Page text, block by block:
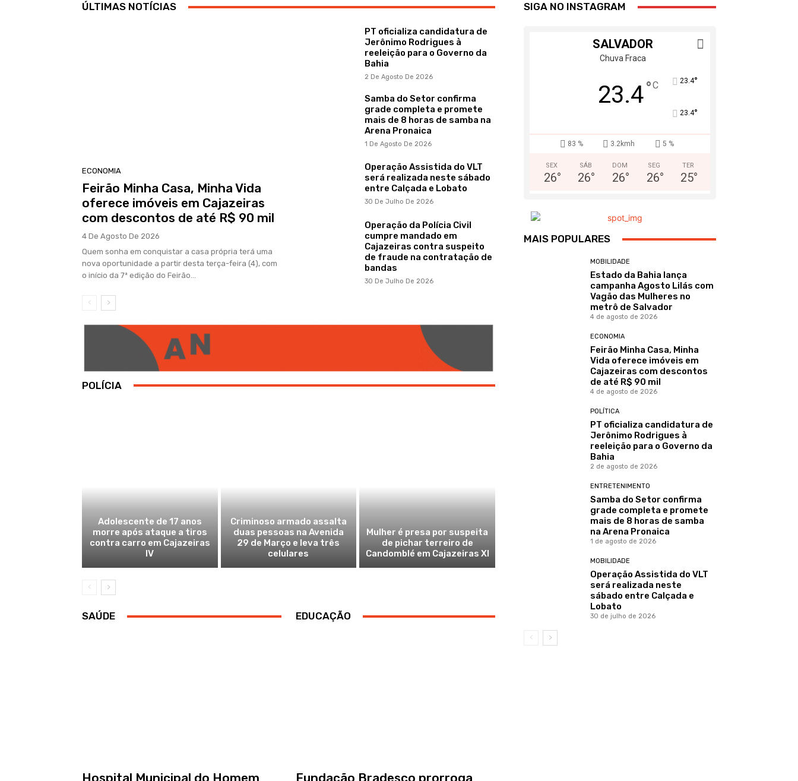
ÚLTIMAS NOTÍCIAS
ECONOMIA
Feirão Minha Casa, Minha Vida
oferece imóveis em Cajazeiras
com descontos de até R$ 90 mil
4 De Agosto De 2026
Quem sonha em conquistar a casa própria terá uma
nova oportunidade a partir desta terça-feira (4), com
o início da 7ª edição do Feirão...
PT oficializa candidatura de
Jerônimo Rodrigues à
reeleição para o Governo da
Bahia
2 De Agosto De 2026
Samba do Setor confirma
grade completa e promete
mais de 8 horas de samba na
Arena Pronaica
1 De Agosto De 2026
Operação Assistida do VLT
será realizada neste sábado
entre Calçada e Lobato
30 De Julho De 2026
Operação da Polícia Civil
cumpre mandado em
Cajazeiras contra suspeito
de fraude na contratação de
bandas
30 De Julho De 2026
POLÍCIA
Adolescente de 17 anos
morre após ataque a tiros
contra carro em Cajazeiras
IV
Criminoso armado assalta
duas pessoas na Avenida
29 de Março e leva três
celulares
Mulher é presa por suspeita
de pichar terreiro de
Candomblé em Cajazeiras XI
SAÚDE
Hospital Municipal do Homem
EDUCAÇÃO
Fundação Bradesco prorroga
SIGA NO INSTAGRAM
SALVADOR
Chuva Fraca
23.4°C 23.4°
23.4°
83 % 3.2kmh 5 %
SEX
26°
SÁB
26°
DOM
26°
SEG
26°
TER
25°
MAIS POPULARES
MOBILIDADE
Estado da Bahia lança
campanha Agosto Lilás com
Vagão das Mulheres no
metrô de Salvador
4 de agosto de 2026
ECONOMIA
Feirão Minha Casa, Minha
Vida oferece imóveis em
Cajazeiras com descontos
de até R$ 90 mil
4 de agosto de 2026
POLÍTICA
PT oficializa candidatura de
Jerônimo Rodrigues à
reeleição para o Governo da
Bahia
2 de agosto de 2026
ENTRETENIMENTO
Samba do Setor confirma
grade completa e promete
mais de 8 horas de samba
na Arena Pronaica
1 de agosto de 2026
MOBILIDADE
Operação Assistida do VLT
será realizada neste
sábado entre Calçada e
Lobato
30 de julho de 2026